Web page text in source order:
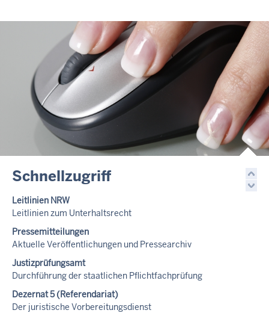
Schnellzugriff
Leitlinien NRW
Leitlinien zum Unterhaltsrecht
Pressemitteilungen
Aktuelle Veröffentlichungen und Pressearchiv
Justizprüfungsamt
Durchführung der staatlichen Pflichtfachprüfung
Dezernat 5 (Referendariat)
Der juristische Vorbereitungsdienst